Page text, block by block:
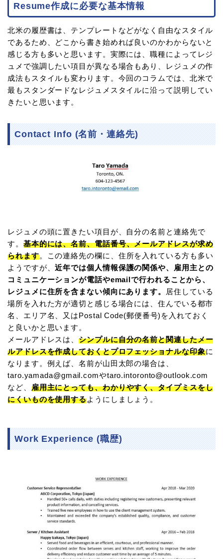
Resume作成に必要な基本情報
北米の履歴書は、テンプレートなどがなく自由なスタイル
であるため、どこから書き始めれば良いのかわからないと
感じる方も多いと思います。実際には、職種によってレジ
ュメで強調したい項目が異なる場合もあり、レジュメの作
成法もスタイルも変わります。今回のコラムでは、北米で
最もスタンダードなレジュメスタイルに沿って説明してい
きたいと思います。
Contact Info (名前・連絡先)
レジュメの頭に置きたい項目が、自分の名前と連絡先で
す。 基本的には、名前、電話番号、メールアドレスが求め
られます。この連絡先の欄に、住所を入れている方も多い
ようですが、近年では個人情報保護の関係や、雇用主との
コミュニケーションが電話やemailで行われることから、
レジュメに住所を含まない傾向にあります。
居住している
場所を入れた方が適切と感じる場合には、住んでいる都市
名、エリア名、又はPostal Code(郵便番号)を入れておく
と良いかと思います。
メールアドレスは、シンプルに自分の名前と関連したメー
ルアドレスを作成しておくとプロフェッショナルな印象に
なります。例えば、名前が山田太郎の場合は、
taro.yamada@gmail.comやtaro.intoronto@outlook.com
など、 雇用主にとっても、わかりやすく、タイプミスをし
にくいものを使用するようにしましょう。
Work Experience (職歴)